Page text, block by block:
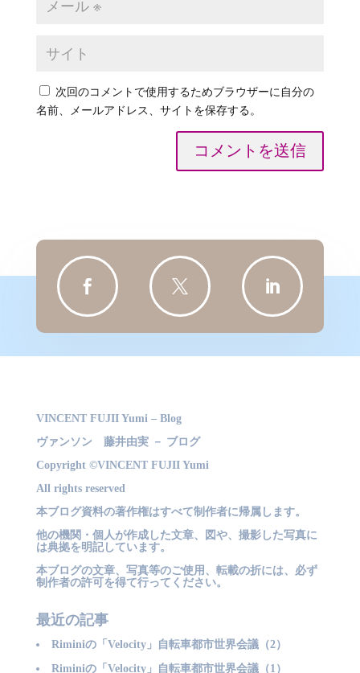
次回のコメントで使用するためブラウザーに自分の
名前、メールアドレス、サイトを保存する。
コメントを送信
  
VINCENT FUJII Yumi – Blog
ヴァンソン 藤井由実 － ブログ
Copyright ©VINCENT FUJII Yumi
All rights reserved
本ブログ資料の著作権はすべて制作者に帰属します。
他の機関・個人が作成した文章、図や、撮影した写真に
は典拠を明記しています。
本ブログの文章、写真等のご使用、転載の折には、必ず
制作者の許可を得て行ってください。
最近の記事
Riminiの「Velocity」自転車都市世界会議（2）
Riminiの「Velocity」自転車都市世界会議（1）